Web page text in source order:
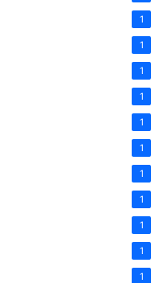
1
1
1
1
1
1
1
1
1
1
1